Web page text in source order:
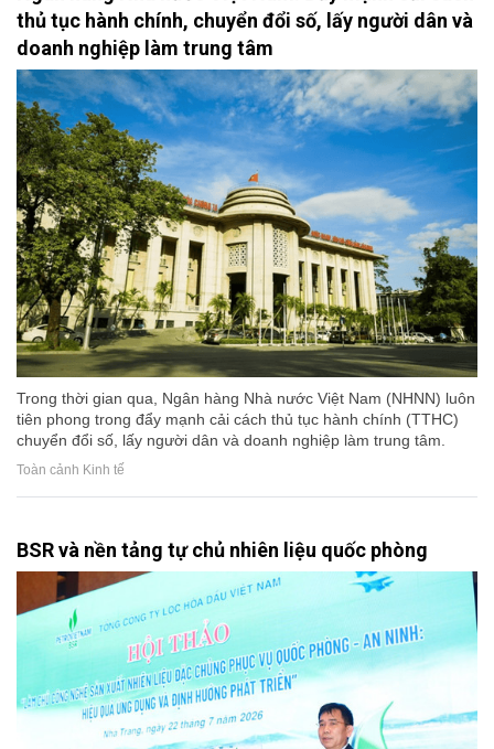
thủ tục hành chính, chuyển đổi số, lấy người dân và
doanh nghiệp làm trung tâm
Trong thời gian qua, Ngân hàng Nhà nước Việt Nam (NHNN) luôn
tiên phong trong đẩy mạnh cải cách thủ tục hành chính (TTHC)
chuyển đổi số, lấy người dân và doanh nghiệp làm trung tâm.
Toàn cảnh Kinh tế
BSR và nền tảng tự chủ nhiên liệu quốc phòng